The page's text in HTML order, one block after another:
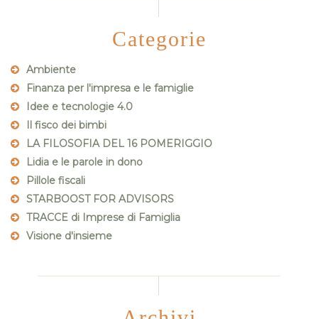
Categorie
Ambiente
Finanza per l'impresa e le famiglie
Idee e tecnologie 4.0
Il fisco dei bimbi
LA FILOSOFIA DEL 16 POMERIGGIO
Lidia e le parole in dono
Pillole fiscali
STARBOOST FOR ADVISORS
TRACCE di Imprese di Famiglia
Visione d'insieme